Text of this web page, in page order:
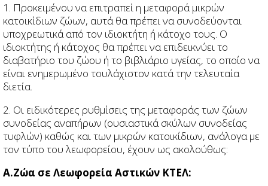
1. Προκειμένου να επιτραπεί η μεταφορά μικρών
κατοικίδιων ζώων, αυτά θα πρέπει να συνοδεύονται
υποχρεωτικά από τον ιδιοκτήτη ή κάτοχο τους. Ο
ιδιοκτήτης ή κάτοχος θα πρέπει να επιδεικνύει το
διαβατήριο του ζώου ή το βιβλιάριο υγείας, το οποίο να
είναι ενημερωμένο τουλάχιστον κατά την τελευταία
διετία.
2. Οι ειδικότερες ρυθμίσεις της μεταφοράς των ζώων
συνοδείας αναπήρων (ουσιαστικά σκύλων συνοδείας
τυφλών) καθώς και των μικρών κατοικίδιων, ανάλογα με
τον τύπο του λεωφορείου, έχουν ως ακολούθως:
Α.Ζώα σε Λεωφορεία Αστικών ΚΤΕΛ: